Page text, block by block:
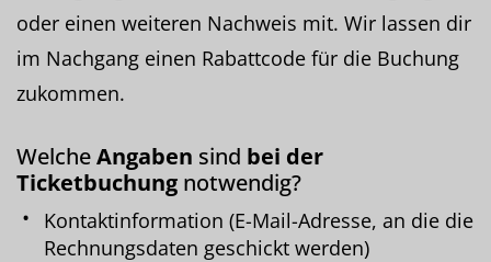
oder einen weiteren Nachweis mit. Wir lassen dir
im Nachgang einen Rabattcode für die Buchung
zukommen.
WelcheAngaben sind bei der
Ticketbuchung notwendig?
Kontaktinformation (E-Mail-Adresse, an die die
Rechnungsdaten geschickt werden)